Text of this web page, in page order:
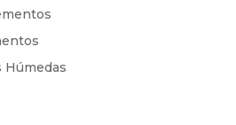
Húmedas